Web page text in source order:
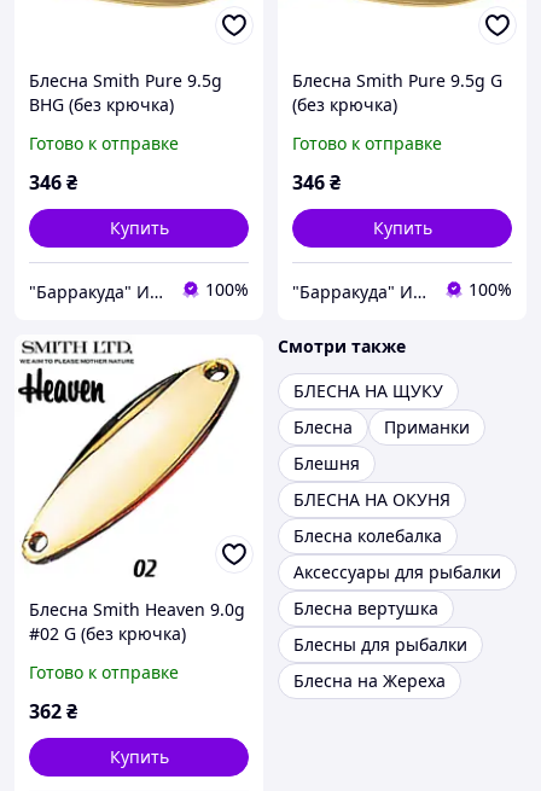
Блесна Smith Pure 9.5g
BHG (без крючка)
Готово к отправке
346₴
Купить
"Барракуда" Интернет-магазин 100%
Блесна Smith Pure 9.5g G
(без крючка)
Готово к отправке
346₴
Купить
"Барракуда" Интернет-магазин 100%
Блесна Smith Heaven 9.0g
#02 G (без крючка)
Готово к отправке
362₴
Купить
Смотри также
БЛЕСНА НА ЩУКУ
Блесна
Приманки
Блешня
БЛЕСНА НА ОКУНЯ
Блесна колебалка
Аксессуары для рыбалки
Блесна вертушка
Блесны для рыбалки
Блесна на Жереха